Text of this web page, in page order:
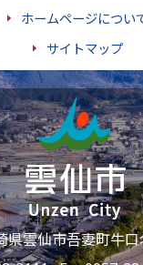
ホームページについ
サイトマップ
県雲仙市吾妻町牛